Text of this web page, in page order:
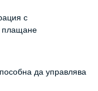
с
плащане
да управлява